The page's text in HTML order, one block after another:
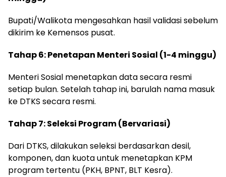
Bupati/Walikota mengesahkan hasil validasi sebelum
dikirim ke Kemensos pusat.
Tahap 6: Penetapan Menteri Sosial (1-4 minggu)
Menteri Sosial menetapkan data secara resmi
setiap bulan. Setelah tahap ini, barulah nama masuk
ke DTKS secara resmi.
Tahap 7: Seleksi Program (Bervariasi)
Dari DTKS, dilakukan seleksi berdasarkan desil,
komponen, dan kuota untuk menetapkan KPM
program tertentu (PKH, BPNT, BLT Kesra).